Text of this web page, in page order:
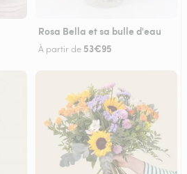
Rosa Bella et sa bulle d'eau
À partir de 53€95